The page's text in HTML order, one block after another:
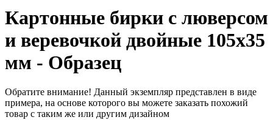
Картонные бирки с люверсом
и веревочкой двойные 105х35
мм - Образец
Обратите внимание! Данный экземпляр представлен в виде
примера, на основе которого вы можете заказать похожий
товар с таким же или другим дизайном